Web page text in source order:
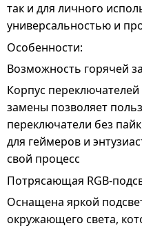
так и для личного
универсальностью и
Особенности:
Возможность горячей
Корпус
замены позволяет
переключатели без
для геймеров и
свой процесс
Потрясающая RGB-
Оснащена яркой
окружающего света,